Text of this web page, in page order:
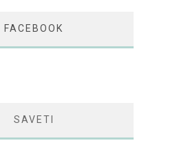
FACEBOOK
SAVETI